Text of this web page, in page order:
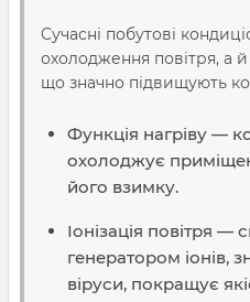
Сучасні побутові
охолодження повітря, а
що значно підвищують
Функція нагріву —
охолоджує
його взимку.
Іонізація повітря
генератором іонів,
віруси, покращує